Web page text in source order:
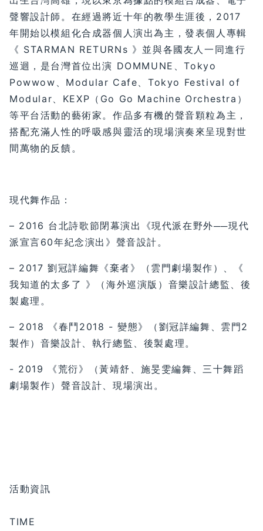
聲響設計師。在經過將近十年的教學生涯後，2017
年開始以模組化合成器個人演出為主，發表個人專輯
《 STARMAN RETURNs 》並與各國友人一同進行
巡迴，是台灣首位出演 DOMMUNE、Tokyo
Powwow、Modular Cafe、Tokyo Festival of
Modular、KEXP（Go Go Machine Orchestra）
等平台活動的藝術家。作品多有機的聲音顆粒為主，
搭配充滿人性的呼吸感與靈活的現場演奏來呈現對世
間萬物的反饋。
現代舞作品：
– 2016 台北詩歌節閉幕演出《現代派在野外──現代
派宣言60年紀念演出》聲音設計。
– 2017 劉冠詳編舞《棄者》（雲門劇場製作）、《
我知道的太多了 》（海外巡演版）音樂設計總監、後
製處理。
– 2018 《春鬥2018 - 變態》（劉冠詳編舞、雲門2
製作）音樂設計、執行總監、後製處理。
- 2019 《荒衍》（黃靖舒、施旻雯編舞、三十舞蹈
劇場製作）聲音設計、現場演出。
活動資訊
TIME